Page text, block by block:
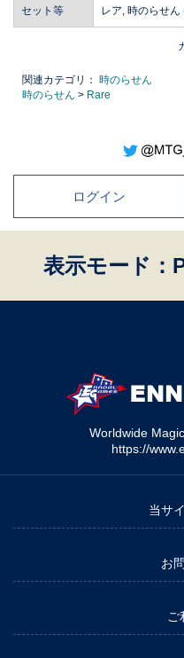
セット等 レア, 時のらせ
関連カテゴリ： 時のらせん
時のらせん > Rare
ログイン
表示モード：
Worldwide
https://
当サ
お
ご